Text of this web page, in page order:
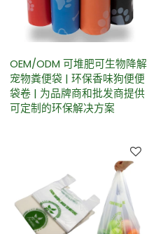
OEM/ODM 可堆肥可生物降解
宠物粪便袋 | 环保香味狗便便
袋卷 | 为品牌商和批发商提供
可定制的环保解决方案